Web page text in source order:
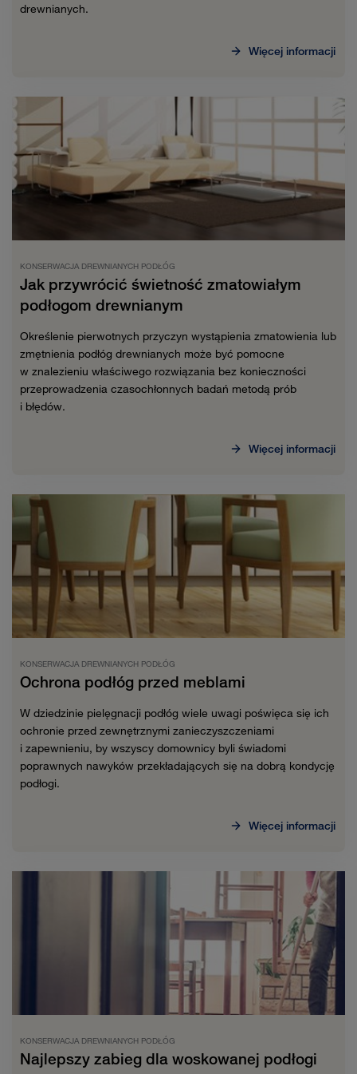
drewnianych.
Więcej informacji
KONSERWACJA DREWNIANYCH PODŁÓG
Jak przywrócić świetność zmatowiałym
podłogom drewnianym
Określenie pierwotnych przyczyn wystąpienia zmatowienia lub
zmętnienia podłóg drewnianych może być pomocne
w znalezieniu właściwego rozwiązania bez konieczności
przeprowadzenia czasochłonnych badań metodą prób
i błędów.
Więcej informacji
KONSERWACJA DREWNIANYCH PODŁÓG
Ochrona podłóg przed meblami
W dziedzinie pielęgnacji podłóg wiele uwagi poświęca się ich
ochronie przed zewnętrznymi zanieczyszczeniami
i zapewnieniu, by wszyscy domownicy byli świadomi
poprawnych nawyków przekładających się na dobrą kondycję
podłogi.
Więcej informacji
KONSERWACJA DREWNIANYCH PODŁÓG
Najlepszy zabieg dla woskowanej podłogi